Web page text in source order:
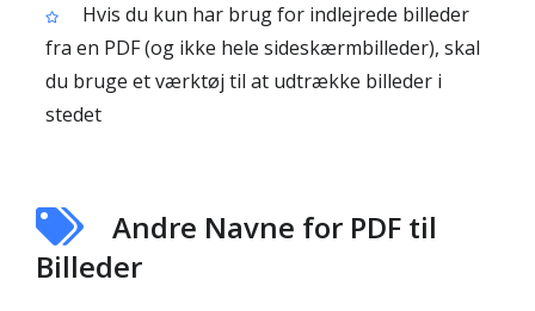
Hvis du kun har brug for indlejrede billeder
fra en PDF (og ikke hele sideskærmbilleder), skal
du bruge et værktøj til at udtrække billeder i
stedet
Andre Navne for PDF til
Billeder